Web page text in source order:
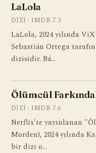
LaLola
DIZI · IMDB 7.3
LaLola, 2024 yılında
Sebastián Ortega
dizisidir. Bá…
Ölümcül
DIZI · IMDB 7.6
Netflix'te yayınlanan
Morden), 2024 yılında
bir dizi o…